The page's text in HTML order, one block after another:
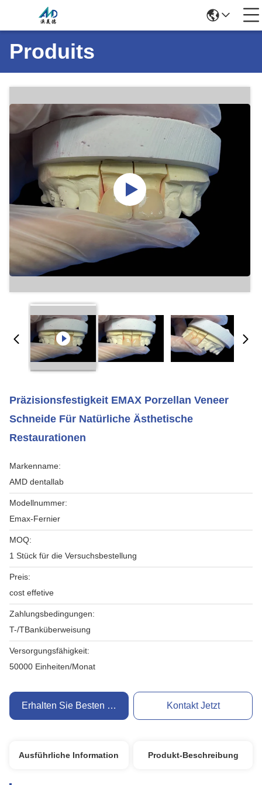
Produits
Präzisionsfestigkeit EMAX Porzellan Veneer
Schneide Für Natürliche Ästhetische
Restaurationen
Markenname:
AMD dentallab
Modellnummer:
Emax-Fernier
MOQ:
1 Stück für die Versuchsbestellung
Preis:
cost effetive
Zahlungsbedingungen:
T-/TBanküberweisung
Versorgungsfähigkeit:
50000 Einheiten/Monat
Erhalten Sie Besten Preis Kontakt Jetzt
Ausführliche Information Produkt-Beschreibung